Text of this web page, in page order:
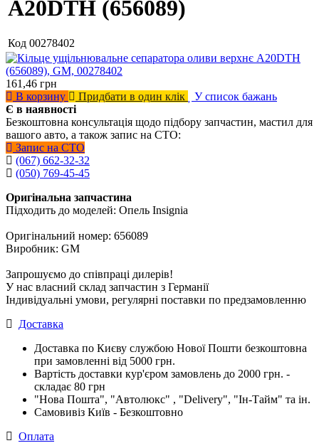
A20DTH (656089)
Код 00278402
161,46 грн
В корзину
Придбати в один клік
У список бажань
Є в наявності
Безкоштовна консультація щодо підбору запчастин, мастил для
вашого авто, а також запис на СТО:
Запис на СТО
(067) 662-32-32
(050) 769-45-45
Оригінальна запчастина
Підходить до моделей: Опель Insignia
Оригінальний номер: 656089
Виробник: GM
Запрошуємо до співпраці дилерів!
У нас власний склад запчастин з Германії
Індивідуальні умови, регулярні поставки по предзамовленню
Доставка
Доставка по Києву службою Нової Пошти безкоштовна
при замовленні від 5000 грн.
Вартість доставки кур'єром замовлень до 2000 грн. -
складає 80 грн
"Нова Пошта", "Автолюкс" , "Delivery", "Iн-Тайм" та ін.
Самовивіз Київ - Безкоштовно
Оплата